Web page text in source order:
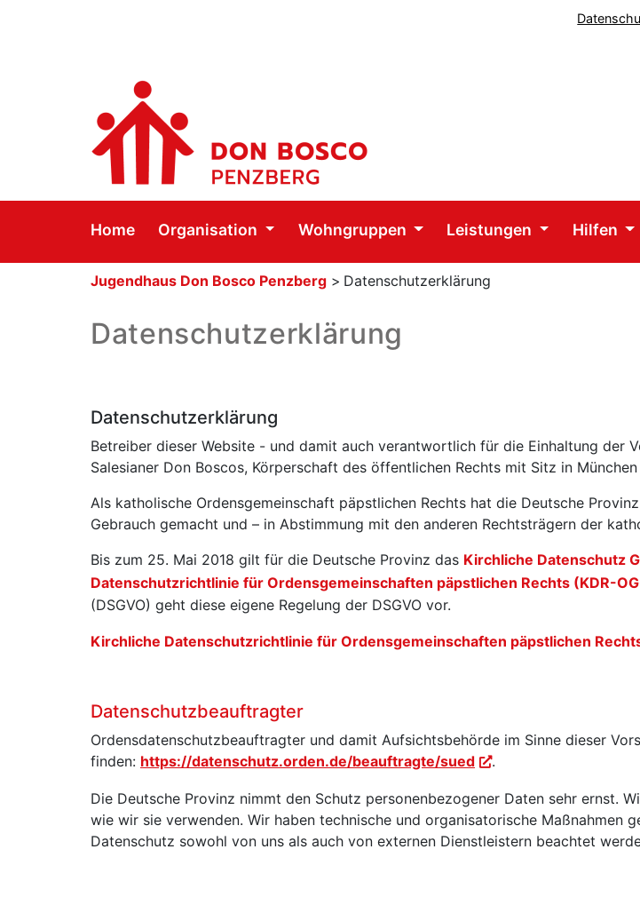
Home Organisation Wohngruppen Leistungen Hilfen
Jugendhaus Don Bosco Penzberg > Datenschutzerklärung
Datenschutzerklärung
Datenschutzerklärung
Betreiber dieser Website - und damit auch verantwortlich für die Einhaltung der
Salesianer Don Boscos, Körperschaft des öffentlichen Rechts mit Sitz in
Als katholische Ordensgemeinschaft päpstlichen Rechts hat die Deutsche
Gebrauch gemacht und – in Abstimmung mit den anderen Rechtsträgern der
Bis zum 25. Mai 2018 gilt für die Deutsche Provinz das Kirchliche Datenschutz
Datenschutzrichtlinie für Ordensgemeinschaften päpstlichen Rechts (KDR-
(DSGVO) geht diese eigene Regelung der DSGVO vor.
Kirchliche Datenschutzrichtlinie für Ordensgemeinschaften päpstlichen
Datenschutzbeauftragter
Ordensdatenschutzbeauftragter und damit Aufsichtsbehörde im Sinne dieser
finden: https://datenschutz.orden.de/beauftragte/sued .
Die Deutsche Provinz nimmt den Schutz personenbezogener Daten sehr ernst.
wie wir sie verwenden. Wir haben technische und organisatorische Maßnahmen
Datenschutz sowohl von uns als auch von externen Dienstleistern beachtet